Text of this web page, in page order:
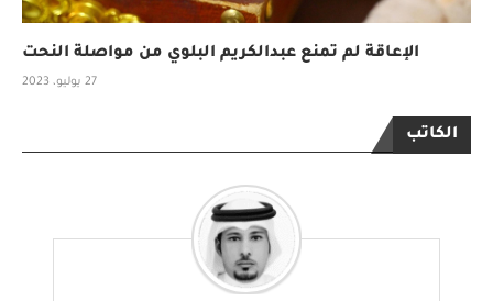
الإعاقة لم تمنع عبدالكريم البلوي من مواصلة النحت
27 يوليو، 2023
الكاتب